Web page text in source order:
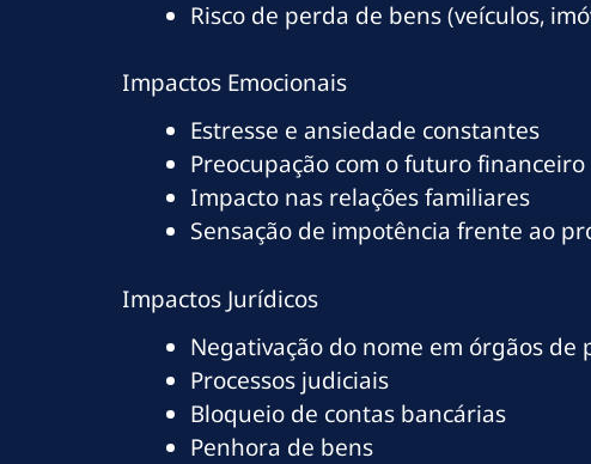
Risco de perda de bens (veículos,
Impactos Emocionais
Estresse e ansiedade constantes
Preocupação com o futuro financeiro
Impacto nas relações familiares
Sensação de impotência frente ao
Impactos Jurídicos
Negativação do nome em órgãos de
Processos judiciais
Bloqueio de contas bancárias
Penhora de bens